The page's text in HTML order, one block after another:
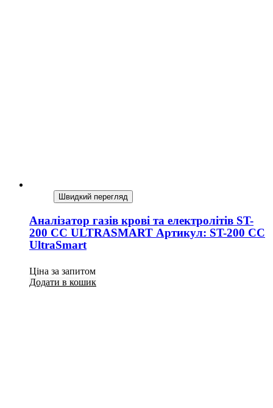
Швидкий перегляд
Аналізатор газів крові та електролітів ST-
200 CC ULTRASMART Артикул: ST-200 CC
UltraSmart
Ціна за запитом
Додати в кошик